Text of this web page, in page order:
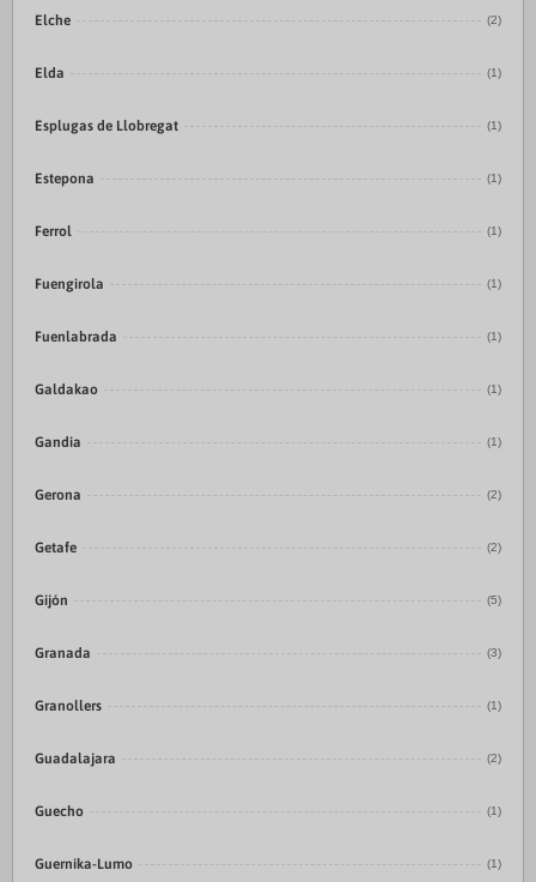
Elche (2)
Elda (1)
Esplugas de Llobregat (1)
Estepona (1)
Ferrol (1)
Fuengirola (1)
Fuenlabrada (1)
Galdakao (1)
Gandia (1)
Gerona (2)
Getafe (2)
Gijón (5)
Granada (3)
Granollers (1)
Guadalajara (2)
Guecho (1)
Guernika-Lumo (1)